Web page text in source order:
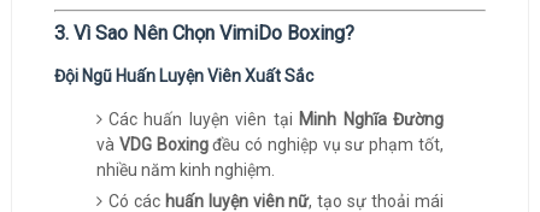
3. Vì Sao Nên Chọn VimiDo Boxing?
Đội Ngũ Huấn Luyện Viên Xuất Sắc
Các huấn luyện viên tại Minh Nghĩa Đường
và VDG Boxingđều có nghiệp vụ sư phạm tốt,
nhiều năm kinh nghiệm.
Có các huấn luyện viên nữ, tạo sự thoải mái